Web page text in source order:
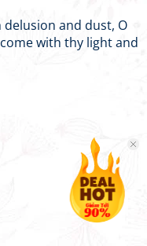
and dust, O
with thy light and